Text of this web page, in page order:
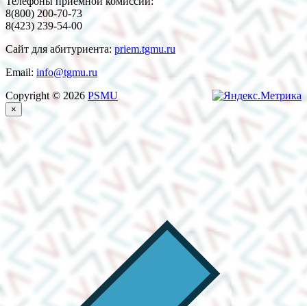
8(800) 200-70-73
8(423) 239-54-00
Сайт для абитуриента: priem.tgmu.ru
Email: info@tgmu.ru
Copyright © 2026 PSMU
×